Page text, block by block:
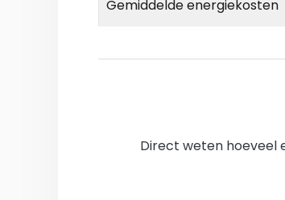
Gemiddelde energiekosten
Direct weten hoeveel